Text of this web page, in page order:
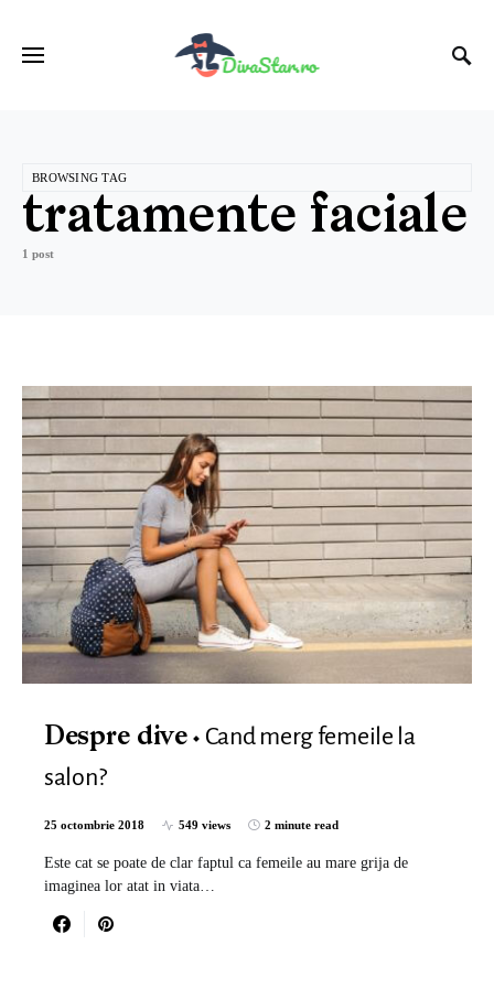
BROWSING TAG
tratamente faciale
1 post
Despre dive
Cand merg femeile la
salon?
25 octombrie 2018 549 views 2 minute read
Este cat se poate de clar faptul ca femeile au mare grija de
imaginea lor atat in viata…